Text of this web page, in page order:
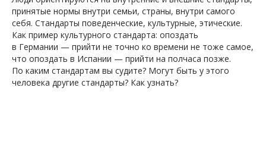
принятые нормы внутри семьи, страны, внутри самого
себя. Стандарты поведенческие, культурные, этические.
Как пример культурного стандарта: опоздать
в Германии — прийти не точно ко времени не тоже самое,
что опоздать в Испании — прийти на полчаса позже.
По каким стандартам вы судите? Могут быть у этого
человека другие стандарты? Как узнать?